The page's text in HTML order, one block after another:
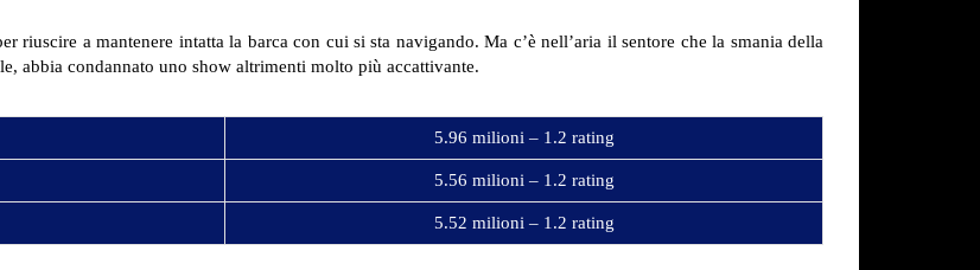
riuscire a mantenere intatta la barca con cui si sta navigando. Ma c’è nell’aria il sentore che la smania della
abbia condannato uno show altrimenti molto più accattivante.
5.96 milioni – 1.2 rating
5.56 milioni – 1.2 rating
5.52 milioni – 1.2 rating